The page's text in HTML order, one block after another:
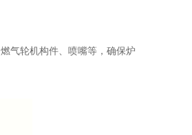
气轮机构件、喷嘴等，确保炉